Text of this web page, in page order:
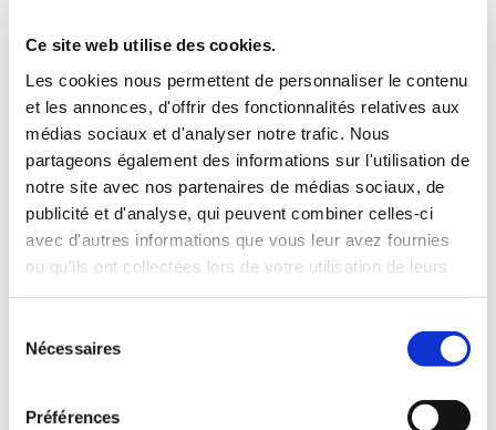
Ce site web utilise des cookies.
Les cookies nous permettent de personnaliser le contenu
et les annonces, d'offrir des fonctionnalités relatives aux
médias sociaux et d'analyser notre trafic. Nous
partageons également des informations sur l'utilisation de
notre site avec nos partenaires de médias sociaux, de
publicité et d'analyse, qui peuvent combiner celles-ci
avec d'autres informations que vous leur avez fournies
ou qu'ils ont collectées lors de votre utilisation de leurs
Nécessaires
Préférences
(0 avis)
Véronique Gaggetta
KI LAPIN